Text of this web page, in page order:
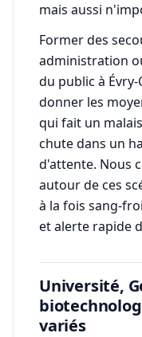
mais aussi
Former des
administration
du public à
donner les
qui fait un
chute dans un
d'attente. Nous
autour de ces
à la fois sang-
et alerte rapide
Université,
variés